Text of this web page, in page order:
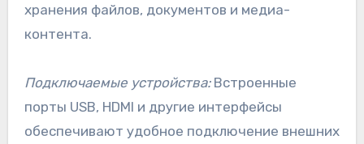
хранения файлов, документов и медиа-
контента.
Подключаемые устройства:Встроенные
порты USB, HDMI и другие интерфейсы
обеспечивают удобное подключение внешних